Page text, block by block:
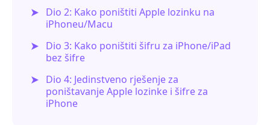
Dio 2: Kako poništiti Apple lozinku na
iPhoneu/Macu
Dio 3: Kako poništiti šifru za iPhone/iPad
bez šifre
Dio 4: Jedinstveno rješenje za
poništavanje Apple lozinke i šifre za
iPhone